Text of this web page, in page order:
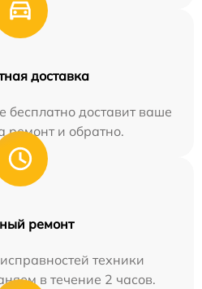
доставка
доставит ваше
ремонт и обратно.
ремонт
техники
в течение 2 часов.